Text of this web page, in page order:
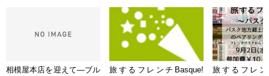
相模屋本店を迎えて―ブル
旅するフレンチBasque!
旅するフレン